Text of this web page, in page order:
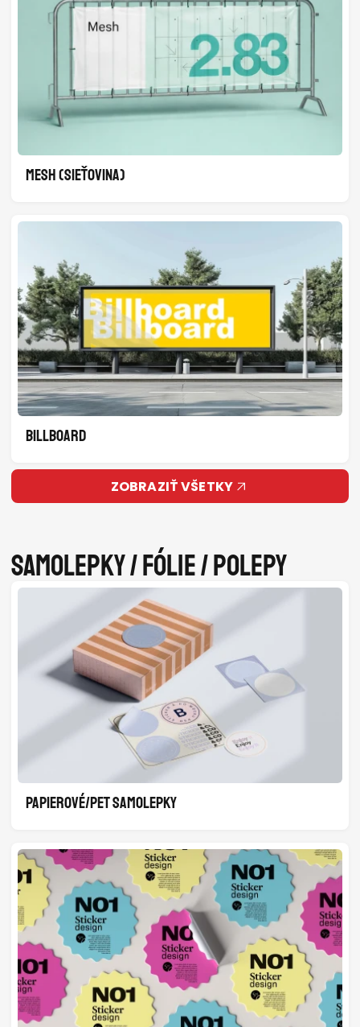
MESH (SIEŤOVINA)
BILLBOARD
ZOBRAZIŤ VŠETKY
Samolepky / fólie / polepy
PAPIEROVÉ/PET SAMOLEPKY